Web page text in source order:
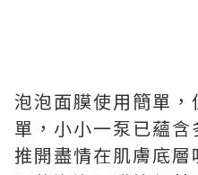
泡泡面膜使用簡單
單，小小一泵已蘊
推開盡情在肌膚底